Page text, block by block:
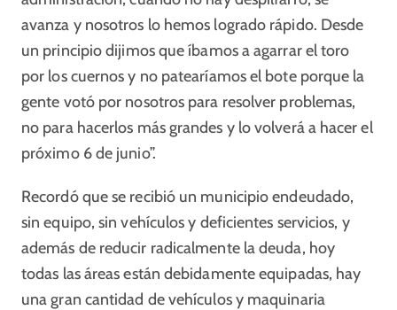
avanza y nosotros lo hemos logrado rápido. Desde
un principio dijimos que íbamos a agarrar el toro
por los cuernos y no patearíamos el bote porque la
gente votó por nosotros para resolver problemas,
no para hacerlos más grandes y lo volverá a hacer el
próximo 6 de junio”.
Recordó que se recibió un municipio endeudado,
sin equipo, sin vehículos y deficientes servicios, y
además de reducir radicalmente la deuda, hoy
todas las áreas están debidamente equipadas, hay
una gran cantidad de vehículos y maquinaria